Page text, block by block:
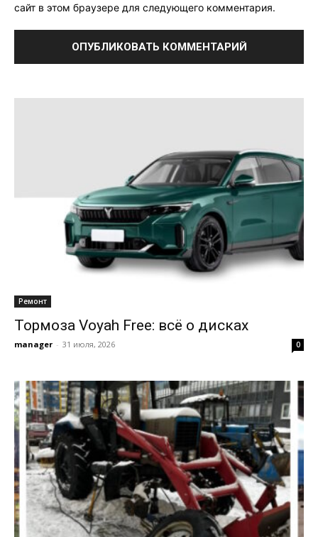
сайт в этом браузере для следующего комментария.
Ремонт
Тормоза Voyah Free: всё о дисках
manager - 31 июля, 2026 0